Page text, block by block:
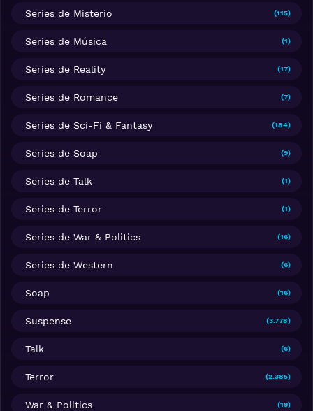
Series de Misterio (115)
Series de Música (1)
Series de Reality (17)
Series de Romance (7)
Series de Sci-Fi & Fantasy (184)
Series de Soap (9)
Series de Talk (1)
Series de Terror (1)
Series de War & Politics (16)
Series de Western (6)
Soap (16)
Suspense (3.778)
Talk (6)
Terror (2.385)
War & Politics (19)